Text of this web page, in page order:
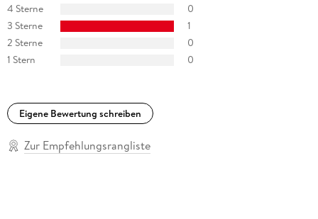
4 Sterne
0
3 Sterne
1
2 Sterne
0
1 Stern
0
Eigene Bewertung schreiben
Zur Empfehlungsrangliste